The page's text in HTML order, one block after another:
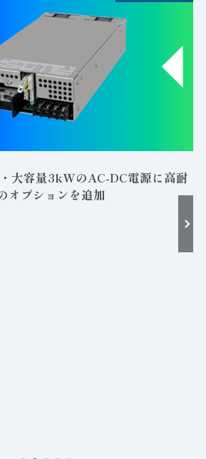
大容量3kWのAC-DC電源に高耐
オプションを追加